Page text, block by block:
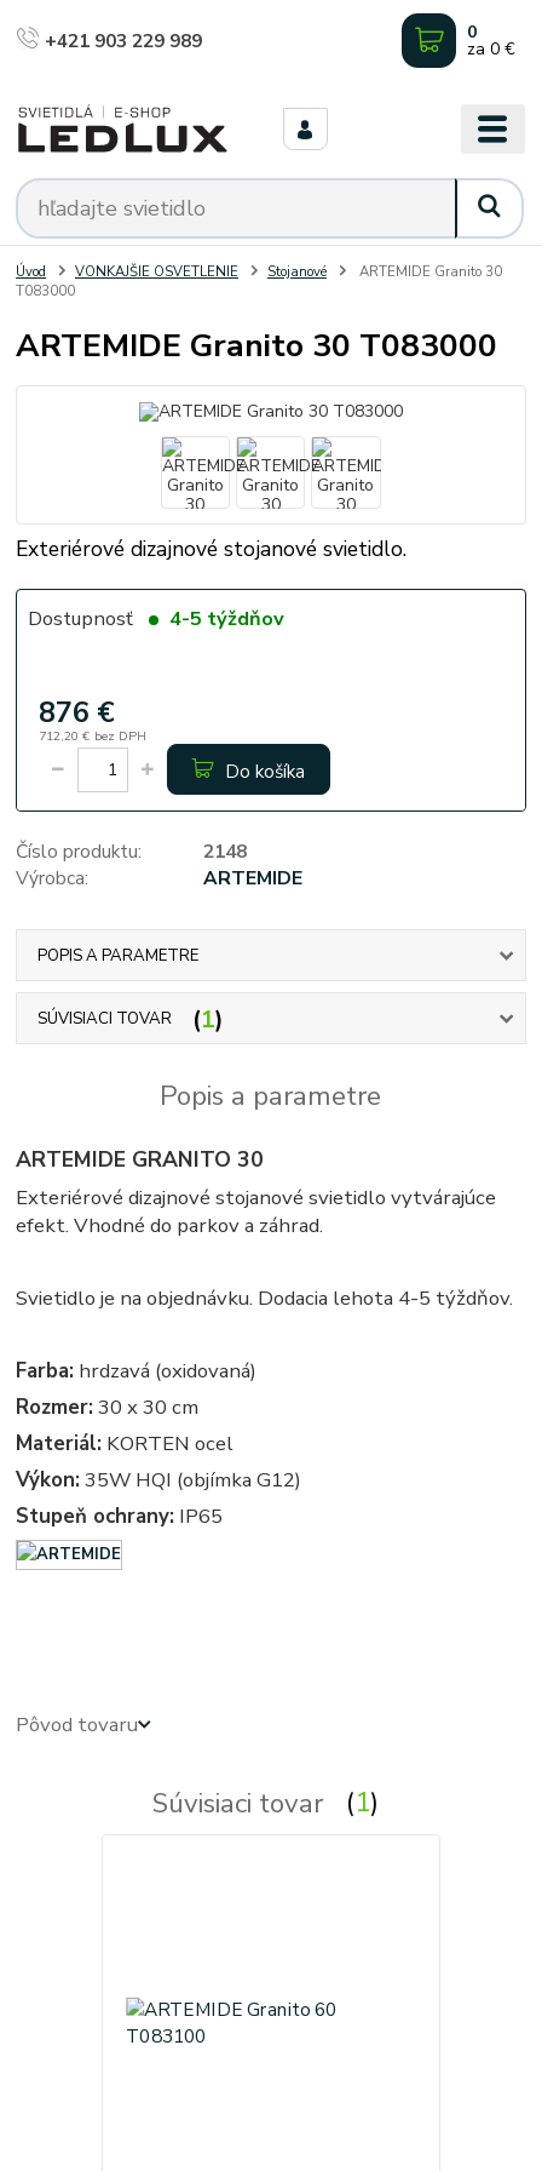
+421 903 229 989 0
za 0 €
Úvod VONKAJŠIE OSVETLENIE Stojanové
ARTEMIDE Granito 30
T083000
ARTEMIDE Granito 30 T083000
Exteriérové dizajnové stojanové svietidlo.
Dostupnosť 4-5 týždňov
876 €
712,20 € bez DPH
Do košíka
Číslo produktu:
2148
Výrobca:
ARTEMIDE
POPIS A PARAMETRE
SÚVISIACI TOVAR 1
Popis a parametre
ARTEMIDE GRANITO 30
Exteriérové dizajnové stojanové svietidlo vytvárajúce
efekt. Vhodné do parkov a záhrad.
Svietidlo je na objednávku. Dodacia lehota 4-5 týždňov.
Farba: hrdzavá (oxidovaná)
Rozmer: 30 x 30 cm
Materiál: KORTEN ocel
Výkon: 35W HQI (objímka G12)
Stupeň ochrany: IP65
Pôvod tovaru
Súvisiaci tovar 1